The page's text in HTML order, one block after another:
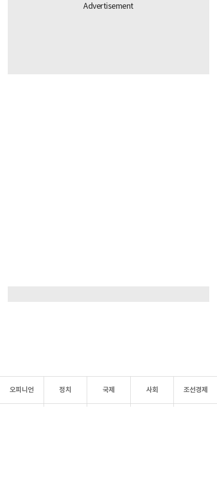
오피니언 정치 국제 사회 조선경제